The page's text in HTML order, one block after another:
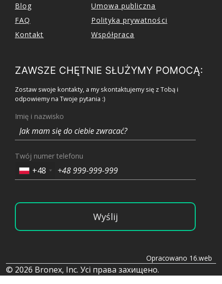
Blog
FAQ
Kontakt
Umowa publiczna
Polityka prywatności
Współpraca
ZAWSZE CHĘTNIE SŁUŻYMY POMOCĄ:
Zostaw swoje kontakty, a my skontaktujemy się z Tobą i
odpowiemy na Twoje pytania :)
Imię i nazwisko
Twój numer telefonu
+48
Wyślij
Opracowano 16.web
© 2026 Bronex, Inc. Усі права захищено.